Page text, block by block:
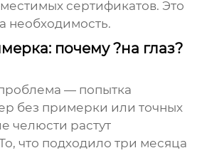
сертификатов. Это
необходимость.
почему ?на глаз?
— попытка
без примерки или точных
челюсти растут
что подходило три месяца